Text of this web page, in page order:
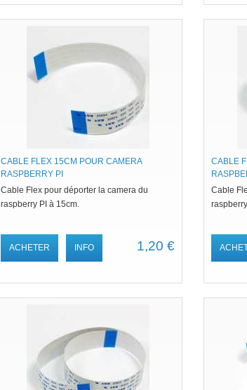
CABLE FLEX 15CM POUR CAMERA
RASPBERRY PI
Cable Flex pour déporter la camera du
raspberry PI à 15cm.
1,20 €
ACHETER INFO
CABLE
Cable